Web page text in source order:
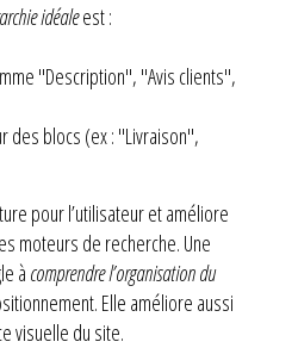
idéaleest :
"Description", "Avis clients",
des blocs (ex : "Livraison",
pour l’utilisateur et améliore
moteurs de recherche. Une
à comprendre l’organisation du
Elle améliore aussi
visuelle du site.